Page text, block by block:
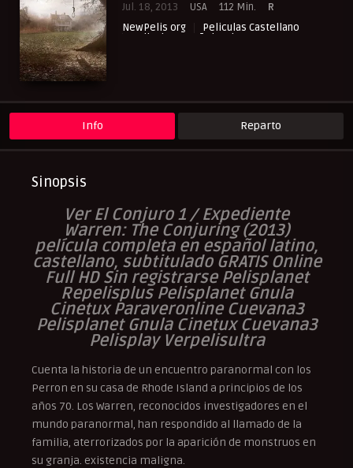
Jul. 18, 2013 USA 112 Min.
R
NewPelis org
Peliculas Castellano
Peliculas Español Latino
Info Reparto
Sinopsis
Ver El Conjuro 1 / Expediente
Warren: The Conjuring (2013)
película completa en español latino,
castellano, subtitulado GRATIS Online
Full HD Sin registrarse Pelisplanet
Repelisplus Pelisplanet Gnula
Cinetux Paraveronline Cuevana3
Pelisplanet Gnula Cinetux Cuevana3
Pelisplay Verpelisultra
Cuenta la historia de un encuentro paranormal con los
Perron en su casa de Rhode Island a principios de los
años 70. Los Warren, reconocidos investigadores en el
mundo paranormal, han respondido al llamado de la
familia, aterrorizados por la aparición de monstruos en
su granja. existencia maligna.